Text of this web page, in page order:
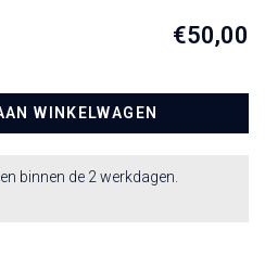
€50,00
WINKELWAGEN
binnen de 2 werkdagen.